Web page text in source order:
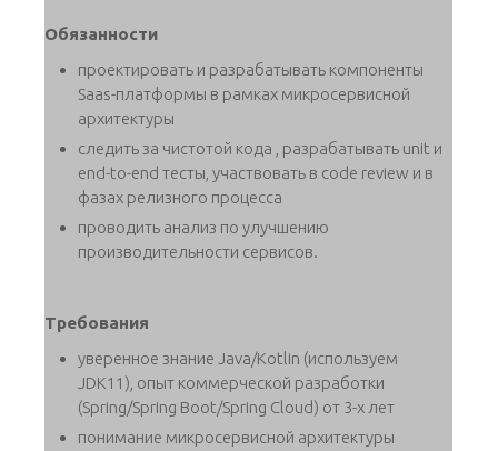
Обязанности
проектировать и разрабатывать компоненты
Saas-платформы в рамках микросервисной
архитектуры
следить за чистотой кода , разрабатывать unit и
end-to-end тесты, участвовать в code review и в
фазах релизного процесса
проводить анализ по улучшению
производительности сервисов.
Требования
уверенное знание Java/Kotlin (используем
JDK11), опыт коммерческой разработки
(Spring/Spring Boot/Spring Cloud) от 3-х лет
понимание микросервисной архитектуры